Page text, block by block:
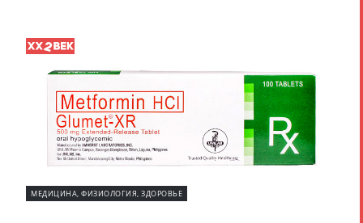
МЕДИЦИНА, ФИЗИОЛОГИЯ, ЗДОРОВЬЕ